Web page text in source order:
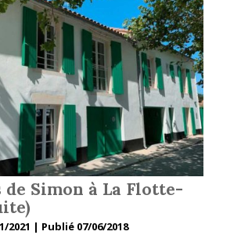
de Simon à La Flotte-
2021 | Publié 07/06/2018